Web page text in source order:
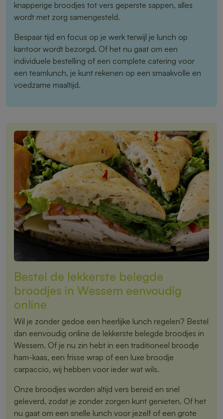
knapperige broodjes tot vers geperste sappen, alles
wordt met zorg samengesteld.
Bespaar tijd en focus op je werk terwijl je lunch op
kantoor wordt bezorgd. Of het nu gaat om een
individuele bestelling of een complete catering voor
een teamlunch, je kunt rekenen op een smaakvolle en
voedzame maaltijd.
Bestel de lekkerste belegde
broodjes in Wessem eenvoudig
online
Wil je zonder gedoe een heerlijke lunch regelen? Bestel
dan eenvoudig online de lekkerste belegde broodjes in
Wessem. Of je nu zin hebt in een traditioneel broodje
ham-kaas, een frisse wrap of een luxe broodje
carpaccio, wij hebben voor ieder wat wils.
Onze broodjes worden altijd vers bereid en snel
geleverd, zodat je zonder zorgen kunt genieten. Of het
nu gaat om een snelle lunch voor jezelf of een grote